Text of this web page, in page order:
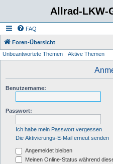
Allrad-LKW-
FAQ
Foren-Übersicht
Unbeantwortete Themen Aktive Themen
Benutzername:
Passwort:
Ich habe mein Passwort vergessen
Die Aktivierungs-E-Mail erneut senden
Angemeldet bleiben
Meinen Online-Status während